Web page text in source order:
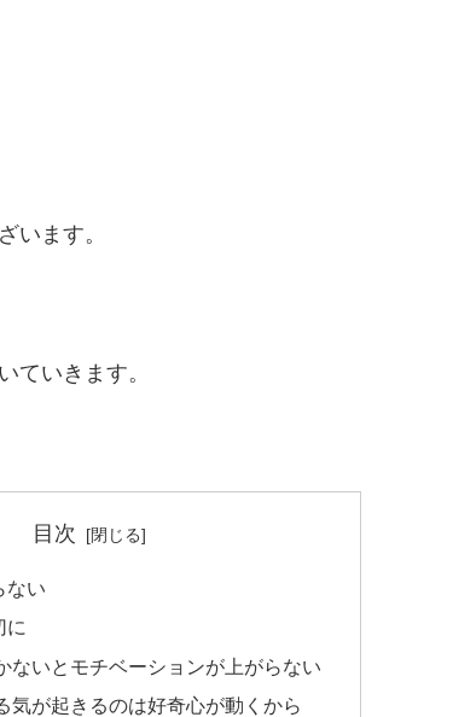
います。
ていきます。
目次
ない
に
ないとモチベーションが上がらない
気が起きるのは好奇心が動くから